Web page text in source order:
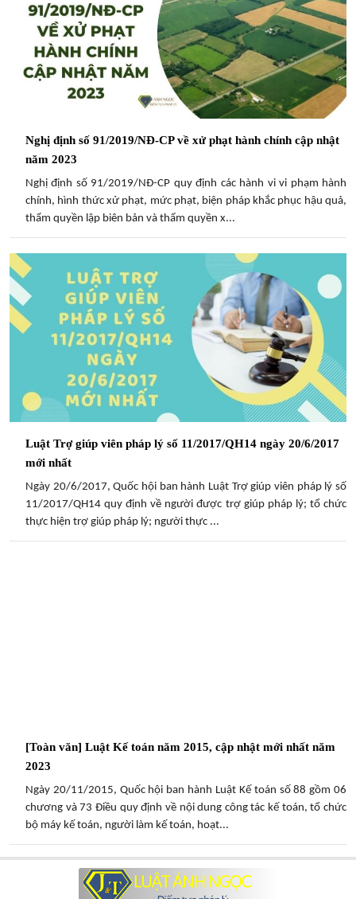
Nghị định số 91/2019/NĐ-CP về xử phạt hành chính cập nhật
năm 2023
Nghị định số 91/2019/NĐ-CP quy định các hành vi vi phạm hành
chính, hình thức xử phạt, mức phạt, biện pháp khắc phục hậu quả,
thẩm quyền lập biên bản và thẩm quyền x...
Luật Trợ giúp viên pháp lý số 11/2017/QH14 ngày 20/6/2017
mới nhất
Ngày 20/6/2017, Quốc hội ban hành Luật Trợ giúp viên pháp lý số
11/2017/QH14 quy định về người được trợ giúp pháp lý; tổ chức
thực hiện trợ giúp pháp lý; người thực ...
[Toàn văn] Luật Kế toán năm 2015, cập nhật mới nhất năm
2023
Ngày 20/11/2015, Quốc hội ban hành Luật Kế toán số 88 gồm 06
chương và 73 Điều quy định về nội dung công tác kế toán, tổ chức
bộ máy kế toán, người làm kế toán, hoạt...